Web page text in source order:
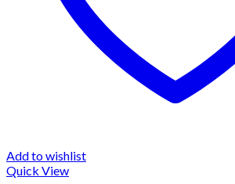
Add to wishlist
Quick View